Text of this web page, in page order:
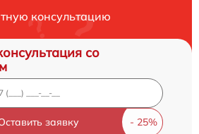
консультацию
со
заявку